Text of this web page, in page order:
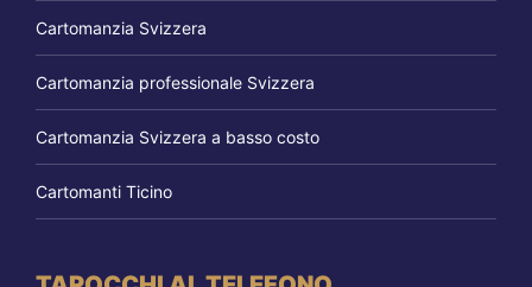
Cartomanzia Svizzera
Cartomanzia professionale Svizzera
Cartomanzia Svizzera a basso costo
Cartomanti Ticino